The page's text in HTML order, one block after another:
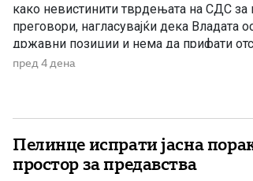
како невистинити тврдењата на СДС за
преговори, нагласувајќи дека Владата
државни позиции и нема да прифати
интереси, идентитетот, јазикот и
пред 4 дена
Пелинце испрати јасна
простор за предавства